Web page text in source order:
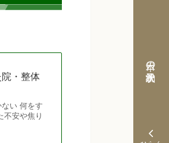
本日の予約状況
・整体
い 何をす
不安や焦り